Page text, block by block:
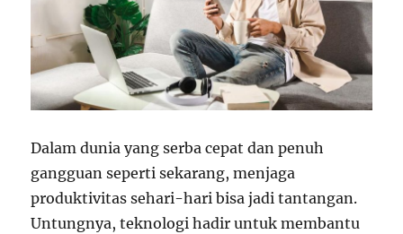
Dalam dunia yang serba cepat dan penuh
gangguan seperti sekarang, menjaga
produktivitas sehari-hari bisa jadi tantangan.
Untungnya, teknologi hadir untuk membantu